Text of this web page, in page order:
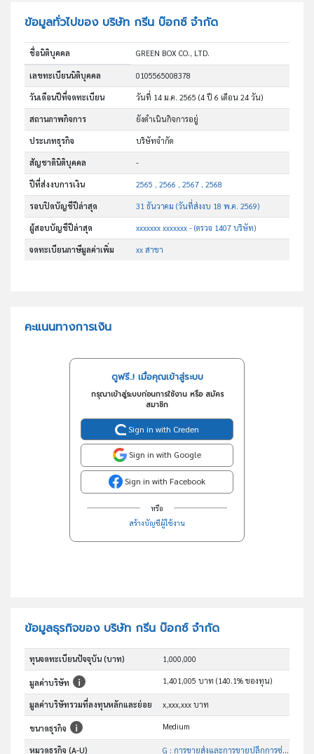
ข้อมูลทั่วไปของ บริษัท กรีน บ๊อกซ์ จำกัด
ชื่อนิติบุคคล GREEN BOX CO., LTD.
เลขทะเบียนนิติบุคคล 0105565008378
วันเดือนปีที่จดทะเบียน วันที่ 14 ม.ค. 2565(4 ปี 6 เดือน 24 วัน)
สถานภาพกิจการ ยังดำเนินกิจการอยู่
ประเภทธุรกิจ บริษัทจำกัด
สัญชาตินิติบุคคล -
ปีที่ส่งงบการเงิน 2565 , 2566 , 2567 , 2568
รอบปิดบัญชีปีล่าสุด 31 ธันวาคม (วันที่ส่งงบ 18 พ.ค. 2569)
ผู้สอบบัญชีปีล่าสุด xxxxxxx xxxxxxx - (ตรวจ 1407 บริษัท)
จดทะเบียนภาษีมูลค่าเพิ่ม xx สาขา
คะแนนทางการเงิน
ดูฟรี..! เมื่อคุณเข้าสู่ระบบ
กรุณาเข้าสู่ระบบก่อนการใช้งาน หรือ สมัคร
สมาชิก
Sign in with Creden
Sign in with Google
Sign in with Facebook
หรือ
สร้างบัญชีผู้ใช้งาน
ข้อมูลธุรกิจของ บริษัท กรีน บ๊อกซ์ จำกัด
ทุนจดทะเบียนปัจจุบัน (บาท) 1,000,000
มูลค่าบริษัท 1,401,005 บาท (140.1% ของทุน)
มูลค่าบริษัทรวมที่ลงทุนหลักและย่อย x,xxx,xxx บาท
ขนาดธุรกิจ Medium
หมวดธุรกิจ (A-U) G : การขายส่งและการขายปลีกการซ่อมยานยนต์และ จักรยานยนต์